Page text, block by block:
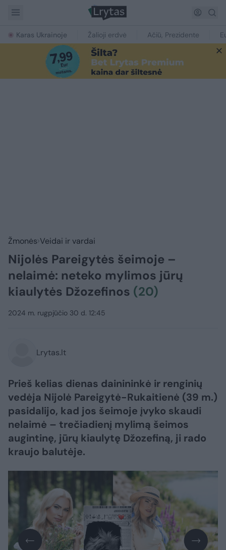
Karas Ukrainoje Žalioji erdvė Ačiū, Prezidente
Žmonės Veidai ir vardai
Nijolės Pareigytės šeimoje –
nelaimė: neteko mylimos jūrų
kiaulytės Džozefinos (20)
2024 m. rugpjūčio 30 d. 12:45
Lrytas.lt
Prieš kelias dienas dainininkė ir renginių
vedėja Nijolė Pareigytė-Rukaitienė (39 m.)
pasidalijo, kad jos šeimoje įvyko skaudi
nelaimė – trečiadienį mylimą šeimos
augintinę, jūrų kiaulytę Džozefiną, ji rado
kraujo balutėje.